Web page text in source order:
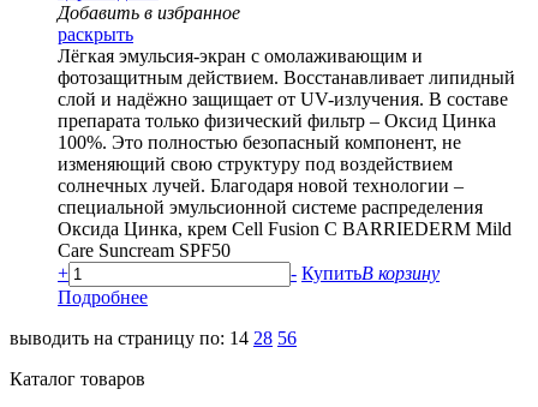
Добавить в избранное
раскрыть
Лёгкая эмульсия-экран с омолаживающим и
фотозащитным действием. Восстанавливает липидный
слой и надёжно защищает от UV-излучения. В составе
препарата только физический фильтр – Оксид Цинка
100%. Это полностью безопасный компонент, не
изменяющий свою структуру под воздействием
солнечных лучей. Благодаря новой технологии –
специальной эмульсионной системе распределения
Оксида Цинка, крем Cell Fusion C BARRIEDERM Mild
Care Suncream SPF50
+
- КупитьВ корзину
Подробнее
выводить на страницу по: 14 28 56
Каталог товаров